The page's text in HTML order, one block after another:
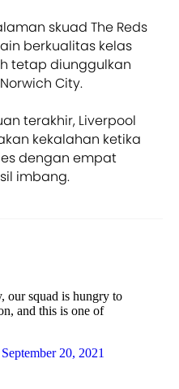
skuad The Reds
berkualitas kelas
tetap diunggulkan
City.
terakhir, Liverpool
kekalahan ketika
dengan empat
imbang.
our squad is hungry to
and this is one of
September 20, 2021